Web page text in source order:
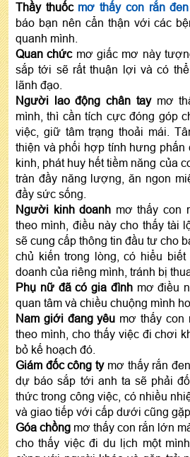
Thầy thuốc mơ thấy con rắn đen
báo bạn nên cẩn thận với các
quanh mình.
Quan chứcmơ giấc mơ này
sắp tới sẽ rất thuận lợi và có
lãnh đạo.
Người lao động chân taymơ
mình, thì cần tích cực đóng góp
việc, giữ tâm trạng thoải mái.
thiện và phối hợp tính hưng phấn
kinh, phát huy hết tiềm năng của
tràn đầy năng lượng, ăn ngon
đầy sức sống.
Người kinh doanh mơ thấy con
theo mình, điều này cho thấy tài
sẽ cung cấp thông tin đầu tư cho
chủ kiến trong lòng, có hiểu biết
doanh của riêng mình, tránh bị
Phụ nữ đã có gia đìnhmơ điều
quan tâm và chiều chuộng mình
Nam giới đang yêu mơ thấy con
theo mình, cho thấy việc đi chơi
bỏ kế hoạch đó.
Giám đốc công tymơ thấy rắn
dự báo sắp tới anh ta sẽ phải
thức trong công việc, có nhiều
và giao tiếp với cấp dưới cũng gặp
Góa chồng mơ thấy con rắn lớn
cho thấy việc đi du lịch một